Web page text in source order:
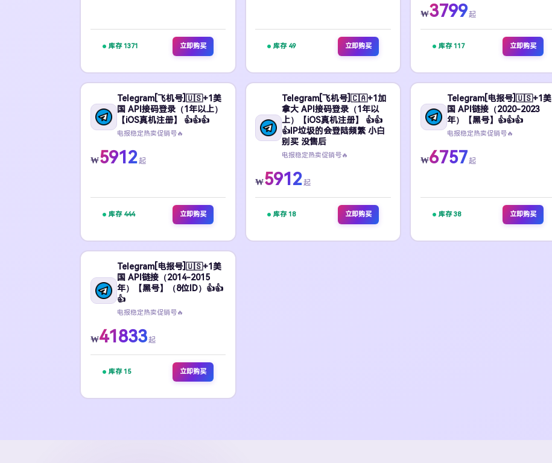
库存 1371 立即购买 库存 49 立即购买
₩3799起
库存 117 立即购买
Telegram[飞机号]🇺🇸+1美
国 API接码登录（1年以上）
【iOS真机注册】 👍👍👍
电报稳定热卖促销号🔥
₩5912起
库存 444 立即购买
Telegram[飞机号]🇨🇦+1加
拿大 API接码登录（1年以
上）【iOS真机注册】 👍👍
👍IP垃圾的会登陆频繁 小白
别买 没售后
电报稳定热卖促销号🔥
₩5912起
库存 18 立即购买
Telegram[电报号]🇺🇸+1美
国 API链接（2020-2023
年）【黑号】👍👍👍
电报稳定热卖促销号🔥
₩6757起
库存 38 立即购买
Telegram[电报号]🇺🇸+1美
国 API链接（2014-2015
年）【黑号】（8位ID）👍👍
👍
电报稳定热卖促销号🔥
₩41833起
库存 15 立即购买